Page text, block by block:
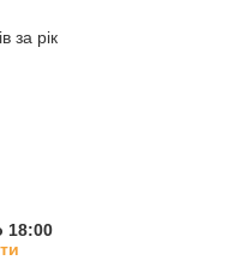
за рік
18:00